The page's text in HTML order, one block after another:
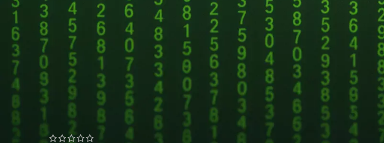
Metaverse Tech и
«СберМаркетингом» запустила ИИ-
консультанта «Эм.Ви»
ПОПУЛЯРНОЕ
Купить ключ Windows 10
pro - активация 100%